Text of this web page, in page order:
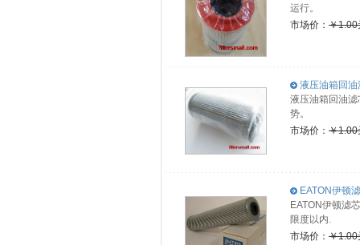
运行。
市场价： ￥1.00
液压油箱回
液压油箱回油
势。
市场价： ￥1.00
EATON伊顿
EATON伊顿滤
限度以内.
市场价： ￥1.00